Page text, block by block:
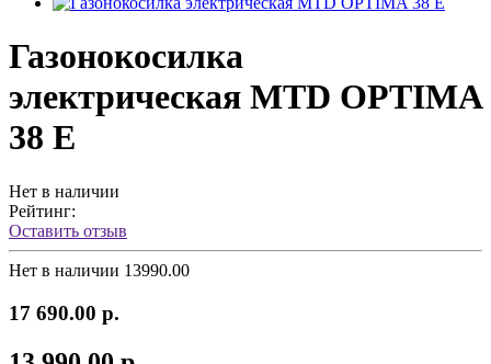
Газонокосилка
электрическая MTD OPTIMA
38 E
Нет в наличии
Рейтинг:
Оставить отзыв
Нет в наличии 13990.00
17 690.00 р.